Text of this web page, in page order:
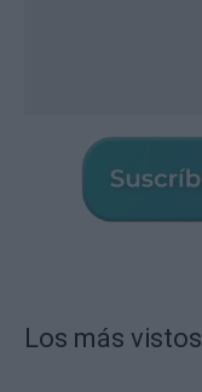
Los más vistos